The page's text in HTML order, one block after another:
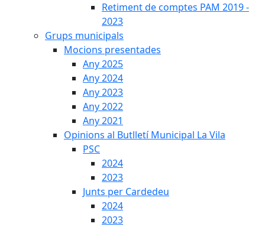
Retiment de comptes PAM 2019 -
2023
Grups municipals
Mocions presentades
Any 2025
Any 2024
Any 2023
Any 2022
Any 2021
Opinions al Butlletí Municipal La Vila
PSC
2024
2023
Junts per Cardedeu
2024
2023